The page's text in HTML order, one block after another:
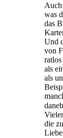
was
das
Und
von
als
als
die